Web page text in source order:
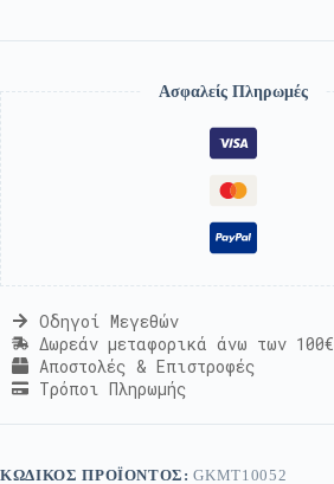
Ασφαλείς Πληρωμές
Οδηγοί Μεγεθών
Δωρεάν μεταφορικά άνω των 100€
Αποστολές & Επιστροφές
Τρόποι Πληρωμής
ΚΩΔΙΚΌΣ ΠΡΟΪΌΝΤΟΣ:GKMT10052